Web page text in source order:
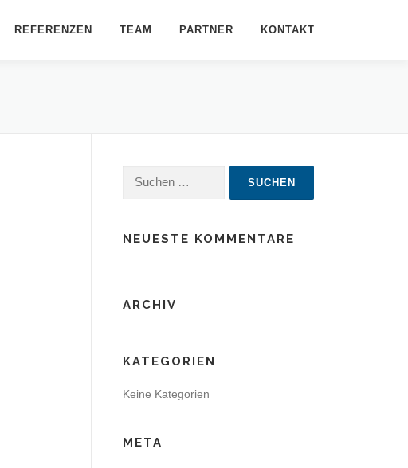
REFERENZEN TEAM PARTNER KONTAKT
NEUESTE KOMMENTARE
ARCHIV
KATEGORIEN
Keine Kategorien
META